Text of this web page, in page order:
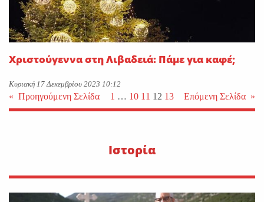
Χριστούγεννα στη Λιβαδειά: Πάμε για καφέ;
Κυριακή 17 Δεκεμβρίου 2023 10:12
« Προηγούμενη Σελίδα 1 … 10 11 12 13 Επόμενη Σελίδα »
Ιστορία